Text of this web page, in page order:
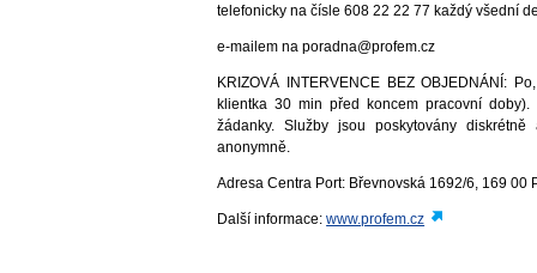
telefonicky na čísle 608 22 22 77 každý všední
e-mailem na poradna@profem.cz
KRIZOVÁ INTERVENCE BEZ OBJEDNÁNÍ:
klientka 30 min před koncem pracovní
žádanky. Služby jsou poskytovány
anonymně.
Adresa Centra Port: Břevnovská 1692/6, 169 00
Další informace:www.profem.cz